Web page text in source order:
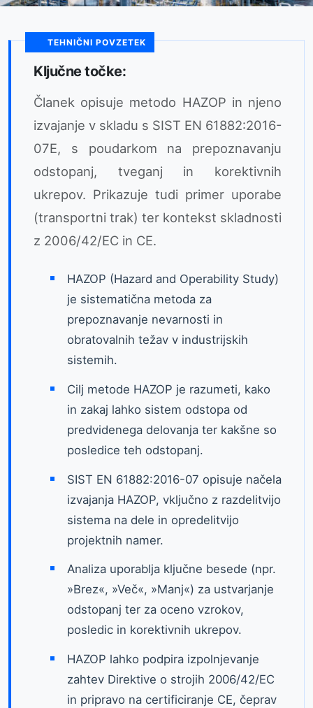
TEHNIČNI POVZETEK
Ključne točke:
Članek opisuje metodo HAZOP in njeno
izvajanje v skladu s SIST EN 61882:2016-
07E, s poudarkom na prepoznavanju
odstopanj, tveganj in korektivnih
ukrepov. Prikazuje tudi primer uporabe
(transportni trak) ter kontekst skladnosti
z 2006/42/EC in CE.
HAZOP (Hazard and Operability Study)
je sistematična metoda za
prepoznavanje nevarnosti in
obratovalnih težav v industrijskih
sistemih.
Cilj metode HAZOP je razumeti, kako
in zakaj lahko sistem odstopa od
predvidenega delovanja ter kakšne so
posledice teh odstopanj.
SIST EN 61882:2016-07 opisuje načela
izvajanja HAZOP, vključno z razdelitvijo
sistema na dele in opredelitvijo
projektnih namer.
Analiza uporablja ključne besede (npr.
»Brez«, »Več«, »Manj«) za ustvarjanje
odstopanj ter za oceno vzrokov,
posledic in korektivnih ukrepov.
HAZOP lahko podpira izpolnjevanje
zahtev Direktive o strojih 2006/42/EC
in pripravo na certificiranje CE, čeprav